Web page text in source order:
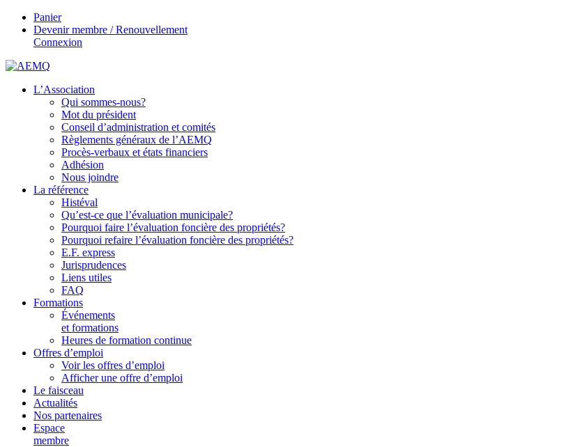
Panier
Devenir membre / Renouvellement
Connexion
L’Association
Qui sommes-nous?
Mot du président
Conseil d’administration et comités
Règlements généraux de l’AEMQ
Procès-verbaux et états financiers
Adhésion
Nous joindre
La référence
Histéval
Qu’est-ce que l’évaluation municipale?
Pourquoi faire l’évaluation foncière des propriétés?
Pourquoi refaire l’évaluation foncière des propriétés?
E.F. express
Jurisprudences
Liens utiles
FAQ
Formations
Événements
et formations
Heures de formation continue
Offres d’emploi
Voir les offres d’emploi
Afficher une offre d’emploi
Le faisceau
Actualités
Nos partenaires
Espace
membre